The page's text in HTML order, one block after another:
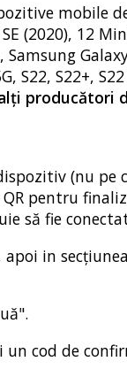
mobile
(2020), 12
S22, S22+,
producători
(nu pe
pentru
să fie
apoi in
cod de